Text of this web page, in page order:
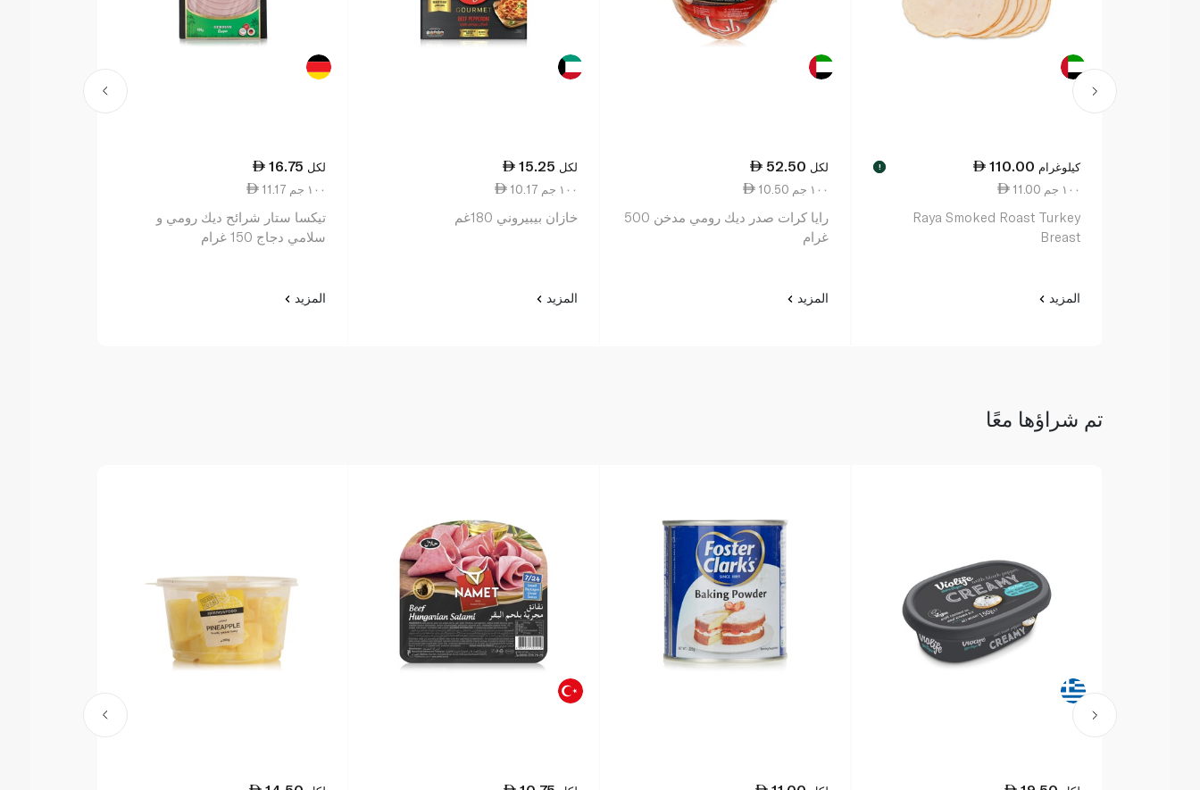
110.00 كيلوغرام !
11.00 ١٠٠ جم
Raya Smoked Roast Turkey
Breast
المزيد
52.50 لكل
10.50 ١٠٠ جم
رايا كرات صدر ديك رومي مدخن 500
غرام
المزيد
15.25 لكل
10.17 ١٠٠ جم
خازان بيبيروني 180غم
المزيد
16.75 لكل
11.17 ١٠٠ جم
تيكسا ستار شرائح ديك رومي و
سلامي دجاج 150 غرام
المزيد
تم شراؤها معًا